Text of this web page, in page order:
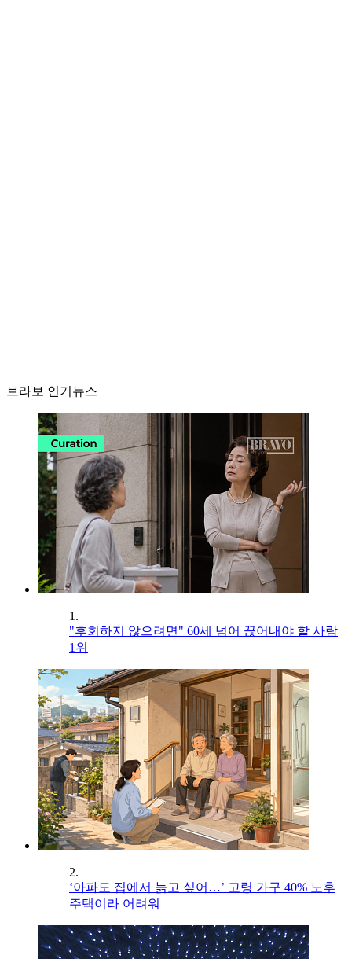
브라보 인기뉴스
1.
"후회하지 않으려면" 60세 넘어 끊어내야 할 사람
1위
2.
‘아파도 집에서 늙고 싶어…’ 고령 가구 40% 노후
주택이라 어려워